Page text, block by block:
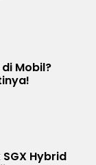
Mobil?
Hybrid